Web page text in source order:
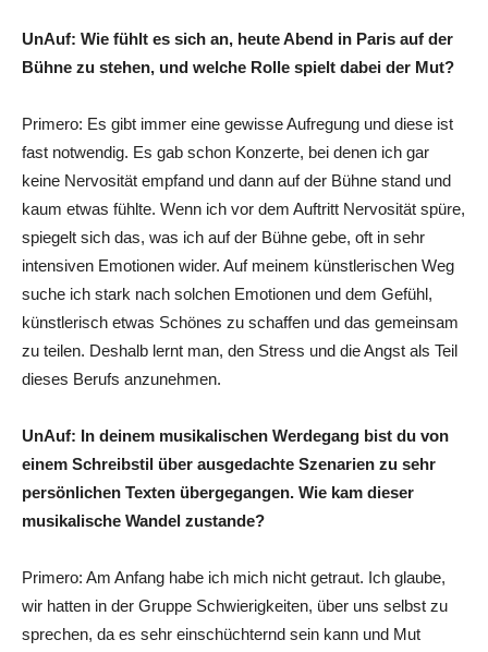
UnAuf: Wie fühlt es sich an, heute Abend in Paris auf der
Bühne zu stehen, und welche Rolle spielt dabei der Mut?
Primero: Es gibt immer eine gewisse Aufregung und diese ist
fast notwendig. Es gab schon Konzerte, bei denen ich gar
keine Nervosität empfand und dann auf der Bühne stand und
kaum etwas fühlte. Wenn ich vor dem Auftritt Nervosität spüre,
spiegelt sich das, was ich auf der Bühne gebe, oft in sehr
intensiven Emotionen wider. Auf meinem künstlerischen Weg
suche ich stark nach solchen Emotionen und dem Gefühl,
künstlerisch etwas Schönes zu schaffen und das gemeinsam
zu teilen. Deshalb lernt man, den Stress und die Angst als Teil
dieses Berufs anzunehmen.
UnAuf: In deinem musikalischen Werdegang bist du von
einem Schreibstil über ausgedachte Szenarien zu sehr
persönlichen Texten übergegangen. Wie kam dieser
musikalische Wandel zustande?
Primero: Am Anfang habe ich mich nicht getraut. Ich glaube,
wir hatten in der Gruppe Schwierigkeiten, über uns selbst zu
sprechen, da es sehr einschüchternd sein kann und Mut